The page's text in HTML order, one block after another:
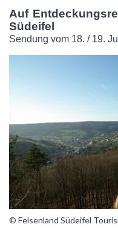
Auf
Südeifel
Sendung vom 18. / 19.
© Felsenland Südeifel